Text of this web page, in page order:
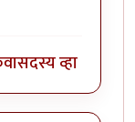
सदस्य व्हा